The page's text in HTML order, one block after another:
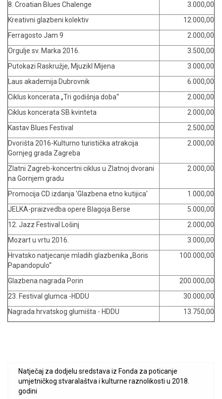
8. Croatian Blues Chalenge
3.000,00
Kreativni glazbeni kolektiv
12.000,00
Ferragosto Jam 9
2.000,00
Orgulje sv. Marka 2016.
3.500,00
Putokazi Raskružje, Mjuzikl Mijena
3.000,00
Laus akademija Dubrovnik
6.000,00
Ciklus koncerata „Tri godišnja doba“
2.000,00
Ciklus koncerata SB kvinteta
2.000,00
Kastav Blues Festival
2.500,00
Dvorišta 2016-Kulturno turistička atrakcija
Gornjeg grada Zagreba
2.000,00
Zlatni Zagreb-koncertni ciklus u Zlatnoj dvorani
na Gornjem gradu
2.000,00
Promocija CD izdanja 'Glazbena etno kutijica'
1.000,00
JELKA-praizvedba opere Blagoja Berse
5.000,00
12. Jazz Festival Lošinj
2.000,00
Mozart u vrtu 2016.
3.000,00
Hrvatsko natjecanje mladih glazbenika „Boris
Papandopulo“
100.000,00
Glazbena nagrada Porin
200.000,00
23. Festival glumca -HDDU
30.000,00
Nagrada hrvatskog glumišta - HDDU
13.750,00
Natječaj za dodjelu sredstava iz Fonda za poticanje
umjetničkog stvaralaštva i kulturne raznolikosti u 2018.
godini